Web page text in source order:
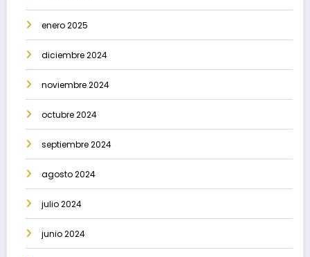
enero 2025
diciembre 2024
noviembre 2024
octubre 2024
septiembre 2024
agosto 2024
julio 2024
junio 2024